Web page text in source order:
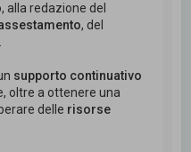
alla redazione del
, del
.
supporto continuativo
oltre a ottenere una
delle risorse